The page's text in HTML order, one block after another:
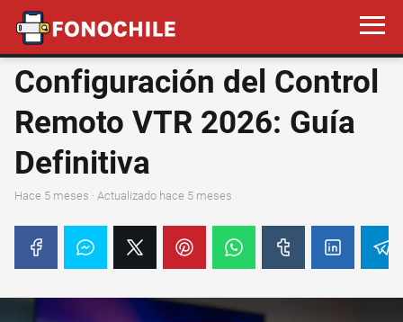
Configuración del Control
Remoto VTR 2026: Guía
Definitiva
hace 5 meses · Actualizado hace 5 meses